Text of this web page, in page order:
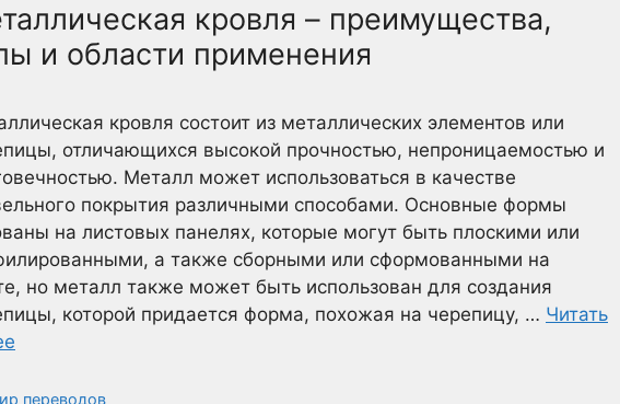
кровля – преимущества,
и области применения
кровля состоит из металлических элементов или
отличающихся высокой прочностью, непроницаемостью и
Металл может использоваться в качестве
покрытия различными способами. Основные формы
на листовых панелях, которые могут быть плоскими или
а также сборными или сформованными на
но металл также может быть использован для создания
которой придается форма, похожая на черепицу, … Читать
переводов